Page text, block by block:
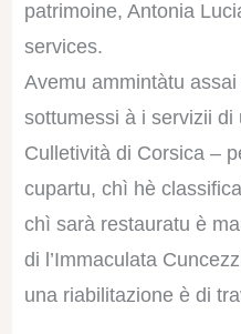
patrimoine, Antonia
services.
Avemu ammintàtu
sottumessi à i servizii di
Culletività di Corsica –
cupartu, chì hè
chì sarà restauratu è
di l’Immaculata
una riabilitazione è di